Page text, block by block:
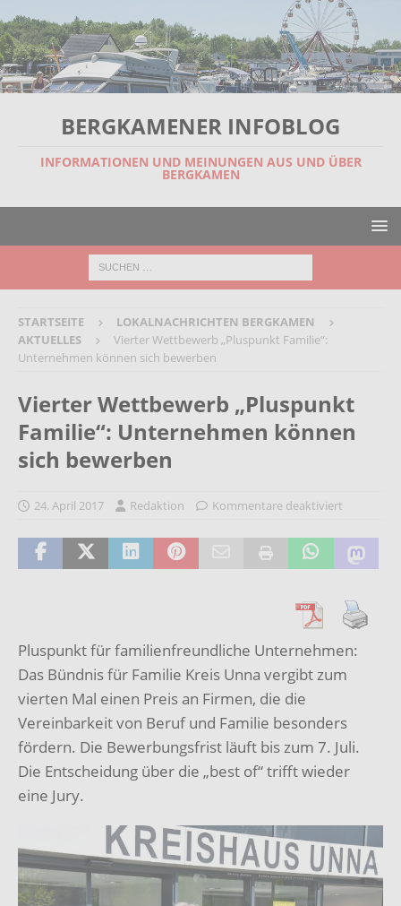
BERGKAMENER INFOBLOG
INFORMATIONEN UND MEINUNGEN AUS UND ÜBER
BERGKAMEN
STARTSEITE
LOKALNACHRICHTEN BERGKAMEN
AKTUELLES
Vierter Wettbewerb „Pluspunkt Familie“:
Unternehmen können sich bewerben
Vierter Wettbewerb „Pluspunkt
Familie“: Unternehmen können
sich bewerben
24. April 2017 Redaktion Kommentare deaktiviert
Pluspunkt für familienfreundliche Unternehmen:
Das Bündnis für Familie Kreis Unna vergibt zum
vierten Mal einen Preis an Firmen, die die
Vereinbarkeit von Beruf und Familie besonders
fördern. Die Bewerbungsfrist läuft bis zum 7. Juli.
Die Entscheidung über die „best of“ trifft wieder
eine Jury.